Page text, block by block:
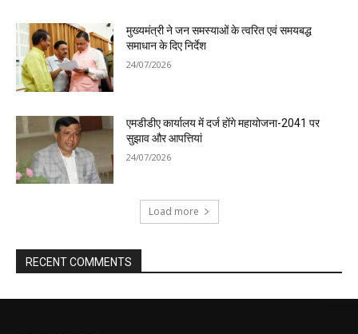
मुख्यमंत्री ने जन समस्याओं के त्वरित एवं समयबद्ध
समाधान के दिए निर्देश
24/07/2026
एमडीडीए कार्यालय में दर्ज होंगे महायोजना-2041 पर
सुझाव और आपत्तियां
24/07/2026
Load more
RECENT COMMENTS